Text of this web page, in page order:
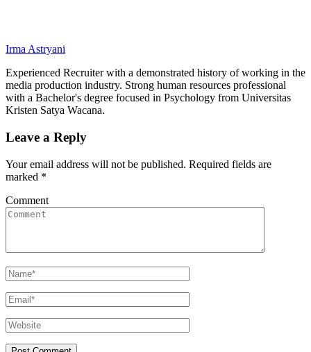
Irma Astryani
Experienced Recruiter with a demonstrated history of working in the
media production industry. Strong human resources professional
with a Bachelor's degree focused in Psychology from Universitas
Kristen Satya Wacana.
Leave a Reply
Your email address will not be published. Required fields are
marked *
Comment